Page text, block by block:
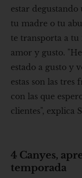
estar
tu madre o tu
te transporta a tu
amor y gusto.
estado a gusto y
estas son las tres
con las que
clientes", explica
4 Canyes,
temporada